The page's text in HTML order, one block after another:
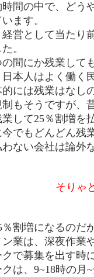
時間の中で、どう
ます。
経営として当たり
。
の間にか残業して
本人はよく働く
には残業はなし
もそうですが、
業して25％割増を
でもどんどん残
わない会社は論外
そりゃ
％割増になるのだ
業は、深夜作業
で募集を出す時
は、9~18時の月